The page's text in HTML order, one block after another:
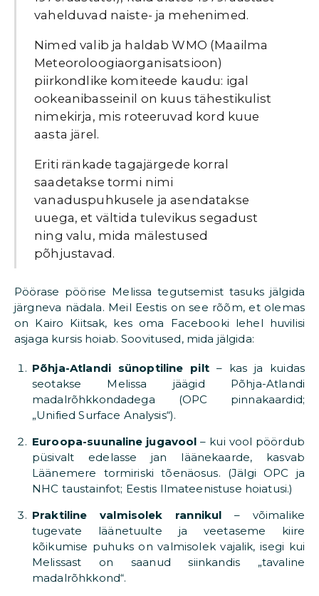
vahelduvad naiste- ja mehenimed.
Nimed valib ja haldab WMO (Maailma
Meteoroloogiaorganisatsioon)
piirkondlike komiteede kaudu: igal
ookeanibasseinil on kuus tähestikulist
nimekirja, mis roteeruvad kord kuue
aasta järel.
Eriti ränkade tagajärgede korral
saadetakse tormi nimi
vanaduspuhkusele ja asendatakse
uuega, et vältida tulevikus segadust
ning valu, mida mälestused
põhjustavad.
Pöörase pöörise Melissa tegutsemist tasuks jälgida
järgneva nädala. Meil Eestis on see rõõm, et olemas
on Kairo Kiitsak, kes oma Facebooki lehel huvilisi
asjaga kursis hoiab. Soovitused, mida jälgida:
Põhja-Atlandi sünoptiline pilt– kas ja kuidas
seotakse Melissa jäägid Põhja-Atlandi
madalrõhkkondadega (OPC pinnakaardid;
„Unified Surface Analysis“).
Euroopa-suunaline jugavool – kui vool pöördub
püsivalt edelasse jan läänekaarde, kasvab
Läänemere tormiriski tõenäosus. (Jälgi OPC ja
NHC taustainfot; Eestis Ilmateenistuse hoiatusi.)
Praktiline valmisolek rannikul – võimalike
tugevate läänetuulte ja veetaseme kiire
kõikumise puhuks on valmisolek vajalik, isegi kui
Melissast on saanud siinkandis „tavaline
madalrõhkkond“.